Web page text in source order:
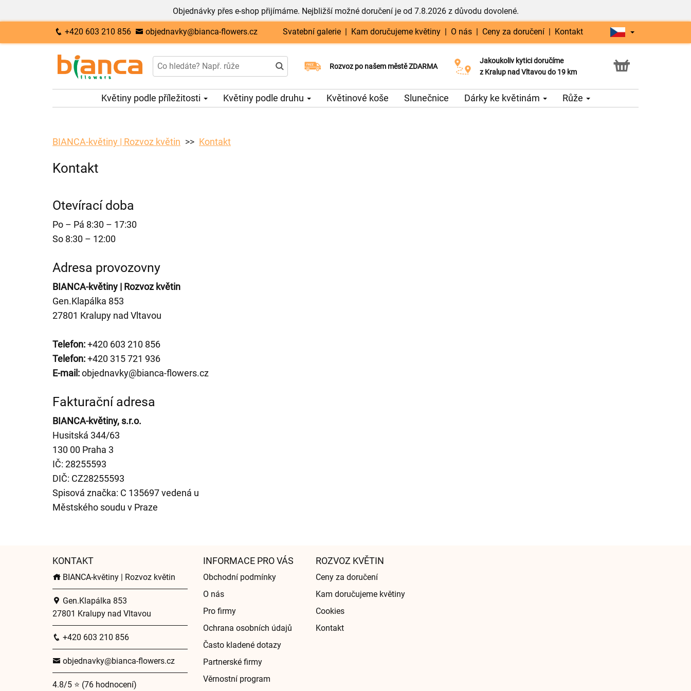
Objednávky přes e-shop přijímáme. Nejbližší možné doručení je od 7.8.2026 z důvodu dovolené.
+420 603 210 856 objednavky@bianca-flowers.cz Svatební galerie | Kam doručujeme květiny | O nás | Ceny za doručení | Kontakt
Rozvoz po našem městě ZDARMA
Možný výběr času a dne doručení
Jakoukoliv kytici doručíme
z Kralup nad Vltavou do 19 km
Možnost vyzvednout v naší květince
Květiny podle příležitosti Květiny podle druhu Květinové koše Slunečnice Dárky ke květinám Růže
BIANCA-květiny | Rozvoz květin Kontakt
Kontakt
Otevírací doba
Po – Pá 8:30 – 17:30
So 8:30 – 12:00
Adresa provozovny
BIANCA-květiny | Rozvoz květin
Gen.Klapálka 853
27801 Kralupy nad Vltavou
Telefon:+420 603 210 856
Telefon:+420 315 721 936
E-mail:objednavky@bianca-flowers.cz
Fakturační adresa
BIANCA-květiny, s.r.o.
Husitská 344/63
130 00 Praha 3
IČ: 28255593
DIČ: CZ28255593
Spisová značka: C 135697 vedená u
Městského soudu v Praze
KONTAKT
BIANCA-květiny | Rozvoz květin
Gen.Klapálka 853
27801 Kralupy nad Vltavou
+420 603 210 856
objednavky@bianca-flowers.cz
4.8/5 ⭐ (76 hodnocení)
INFORMACE PRO VÁS
Obchodní podmínky
O nás
Pro firmy
Ochrana osobních údajů
Často kladené dotazy
Partnerské firmy
Věrnostní program
ROZVOZ KVĚTIN
Ceny za doručení
Kam doručujeme květiny
Cookies
Kontakt